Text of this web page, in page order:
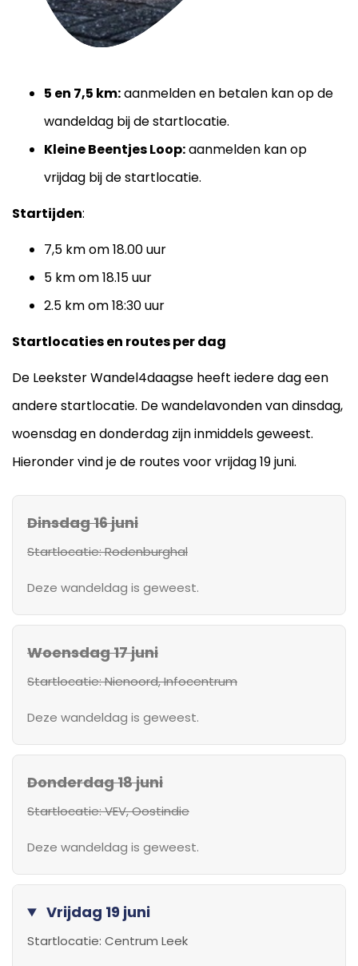
5 en 7,5 km:aanmelden en betalen kan op de
wandeldag bij de startlocatie.
Kleine Beentjes Loop:aanmelden kan op
vrijdag bij de startlocatie.
Startijden:
7,5 km om 18.00 uur
5 km om 18.15 uur
2.5 km om 18:30 uur
Startlocaties en routes per dag
De Leekster Wandel4daagse heeft iedere dag een
andere startlocatie. De wandelavonden van dinsdag,
woensdag en donderdag zijn inmiddels geweest.
Hieronder vind je de routes voor vrijdag 19 juni.
Dinsdag 16 juni
Startlocatie: Rodenburghal
Deze wandeldag is geweest.
Woensdag 17 juni
Startlocatie: Nienoord, Infocentrum
Deze wandeldag is geweest.
Donderdag 18 juni
Startlocatie: VEV, Oostindie
Deze wandeldag is geweest.
Vrijdag 19 juni
Startlocatie: Centrum Leek